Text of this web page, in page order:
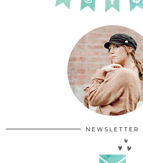
NEWSLETTER